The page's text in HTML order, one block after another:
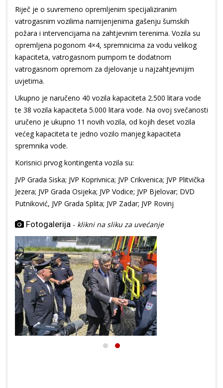
Riječ je o suvremeno opremljenim specijaliziranim
vatrogasnim vozilima namijenjenima gašenju šumskih
požara i intervencijama na zahtjevnim terenima. Vozila su
opremljena pogonom 4×4, spremnicima za vodu velikog
kapaciteta, vatrogasnom pumpom te dodatnom
vatrogasnom opremom za djelovanje u najzahtjevnijim
uvjetima.
Ukupno je naručeno 40 vozila kapaciteta 2.500 litara vode
te 38 vozila kapaciteta 5.000 litara vode. Na ovoj svečanosti
uručeno je ukupno 11 novih vozila, od kojih deset vozila
većeg kapaciteta te jedno vozilo manjeg kapaciteta
spremnika vode.
Korisnici prvog kontingenta vozila su:
JVP Grada Siska; JVP Koprivnica; JVP Crikvenica; JVP Plitvička
Jezera; JVP Grada Osijeka; JVP Vodice; JVP Bjelovar; DVD
Putniković, JVP Grada Splita; JVP Zadar; JVP Rovinj
Fotogalerija - klikni na sliku za uvećanje